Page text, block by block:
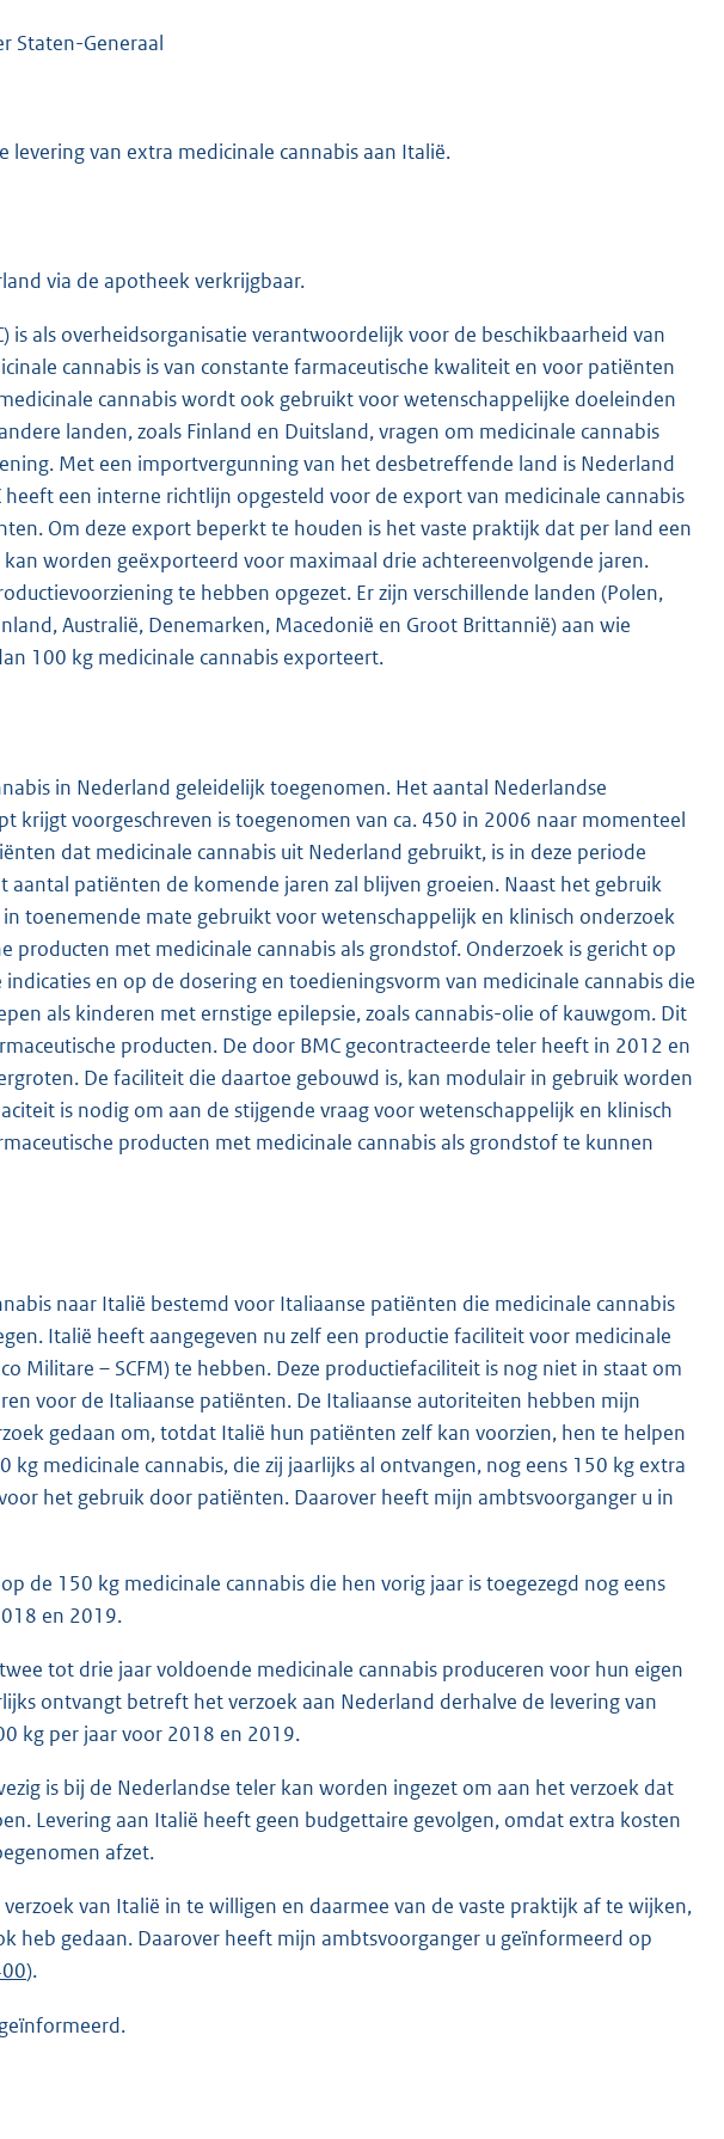
Staten-Generaal
van extra medicinale cannabis aan Italië.
via de apotheek verkrijgbaar.
is als overheidsorganisatie verantwoordelijk voor de beschikbaarheid van
cannabis is van constante farmaceutische kwaliteit en voor patiënten
cannabis wordt ook gebruikt voor wetenschappelijke doeleinden
landen, zoals Finland en Duitsland, vragen om medicinale cannabis
Met een importvergunning van het desbetreffende land is Nederland
heeft een interne richtlijn opgesteld voor de export van medicinale cannabis
Om deze export beperkt te houden is het vaste praktijk dat per land een
worden geëxporteerd voor maximaal drie achtereenvolgende jaren.
te hebben opgezet. Er zijn verschillende landen (Polen,
Australië, Denemarken, Macedonië en Groot Brittannië) aan wie
100 kg medicinale cannabis exporteert.
in Nederland geleidelijk toegenomen. Het aantal Nederlandse
krijgt voorgeschreven is toegenomen van ca. 450 in 2006 naar momenteel
dat medicinale cannabis uit Nederland gebruikt, is in deze periode
aantal patiënten de komende jaren zal blijven groeien. Naast het gebruik
toenemende mate gebruikt voor wetenschappelijk en klinisch onderzoek
producten met medicinale cannabis als grondstof. Onderzoek is gericht op
en op de dosering en toedieningsvorm van medicinale cannabis die
als kinderen met ernstige epilepsie, zoals cannabis-olie of kauwgom. Dit
producten. De door BMC gecontracteerde teler heeft in 2012 en
De faciliteit die daartoe gebouwd is, kan modulair in gebruik worden
is nodig om aan de stijgende vraag voor wetenschappelijk en klinisch
producten met medicinale cannabis als grondstof te kunnen
naar Italië bestemd voor Italiaanse patiënten die medicinale cannabis
Italië heeft aangegeven nu zelf een productie faciliteit voor medicinale
Militare – SCFM) te hebben. Deze productiefaciliteit is nog niet in staat om
voor de Italiaanse patiënten. De Italiaanse autoriteiten hebben mijn
gedaan om, totdat Italië hun patiënten zelf kan voorzien, hen te helpen
medicinale cannabis, die zij jaarlijks al ontvangen, nog eens 150 kg extra
het gebruik door patiënten. Daarover heeft mijn ambtsvoorganger u in
de 150 kg medicinale cannabis die hen vorig jaar is toegezegd nog eens
en 2019.
tot drie jaar voldoende medicinale cannabis produceren voor hun eigen
ontvangt betreft het verzoek aan Nederland derhalve de levering van
kg per jaar voor 2018 en 2019.
is bij de Nederlandse teler kan worden ingezet om aan het verzoek dat
Levering aan Italië heeft geen budgettaire gevolgen, omdat extra kosten
afzet.
van Italië in te willigen en daarmee van de vaste praktijk af te wijken,
heb gedaan. Daarover heeft mijn ambtsvoorganger u geïnformeerd op
).